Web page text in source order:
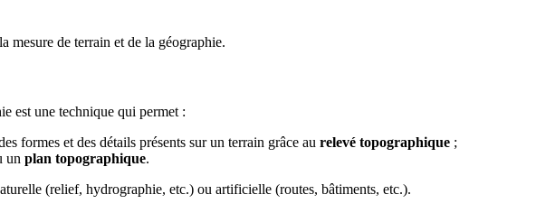
mesure de terrain et de la géographie.
est une technique qui permet :
formes et des détails présents sur un terrain grâce au relevé topographique ;
un plan topographique.
(relief, hydrographie, etc.) ou artificielle (routes, bâtiments, etc.).